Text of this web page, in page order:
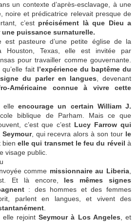
un contexte d’après-esclavage, à une
noire et prédicatrice relevait presque de
c’est précisément là que Dieu a
puissance surnaturelle.
est pasteure d’une petite église de la
Texas, elle est invitée par
pour travailler comme gouvernante.
fait l’expérience du baptême du
du parler en langues , devenant
Américaine connue à vivre cette
elleencourage un certain William J.
biblique de Parham. Mais ce que
c’est que c’est Lucy Farrow qui
, qui recevra alors à son tour le
bienelle qui transmet le feu du réveil à
visage public.
comme missionnaire au Liberia
Et là encore, les mêmes signes
: des hommes et des femmes
parlent en langues, et vivent des
elle rejointSeymour à Los Angeles , et